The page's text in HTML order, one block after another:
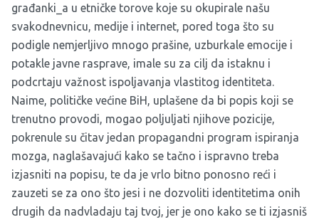
građanki_a u etničke torove koje su okupirale našu
svakodnevnicu, medije i internet, pored toga što su
podigle nemjerljivo mnogo prašine, uzburkale emocije i
potakle javne rasprave, imale su za cilj da istaknu i
podcrtaju važnost ispoljavanja vlastitog identiteta.
Naime, političke većine BiH, uplašene da bi popis koji se
trenutno provodi, mogao poljuljati njihove pozicije,
pokrenule su čitav jedan propagandni program ispiranja
mozga, naglašavajući kako se tačno i ispravno treba
izjasniti na popisu, te da je vrlo bitno ponosno reći i
zauzeti se za ono što jesi i ne dozvoliti identitetima onih
drugih da nadvladaju taj tvoj, jer je ono kako se ti izjasniš